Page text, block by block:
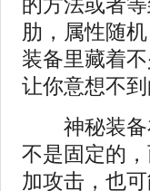
肋，属性随
装备里藏着
让你意想不到
神秘装备
不是固定的
加攻击，也